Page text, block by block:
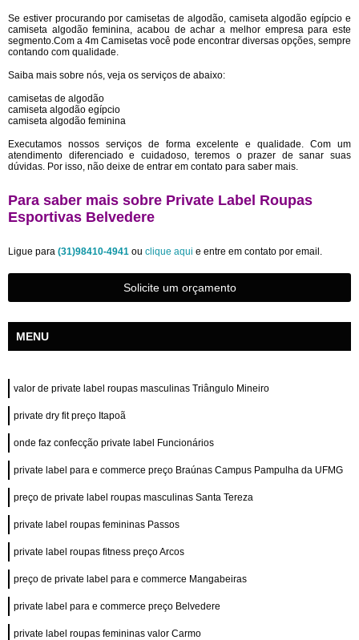
Se estiver procurando por camisetas de algodão, camiseta algodão egípcio e
camiseta algodão feminina, acabou de achar a melhor empresa para este
segmento.Com a 4m Camisetas você pode encontrar diversas opções, sempre
contando com qualidade.
Saiba mais sobre nós, veja os serviços de abaixo:
camisetas de algodão
camiseta algodão egípcio
camiseta algodão feminina
Executamos nossos serviços de forma excelente e qualidade. Com um
atendimento diferenciado e cuidadoso, teremos o prazer de sanar suas
dúvidas. Por isso, não deixe de entrar em contato para saber mais.
Para saber mais sobre Private Label Roupas
Esportivas Belvedere
Ligue para (31)98410-4941 ou clique aqui e entre em contato por email.
Solicite um orçamento
MENU
valor de private label roupas masculinas Triângulo Mineiro
private dry fit preço Itapoã
onde faz confecção private label Funcionários
private label para e commerce preço Braúnas Campus Pampulha da UFMG
preço de private label roupas masculinas Santa Tereza
private label roupas femininas Passos
private label roupas fitness preço Arcos
preço de private label para e commerce Mangabeiras
private label para e commerce preço Belvedere
private label roupas femininas valor Carmo